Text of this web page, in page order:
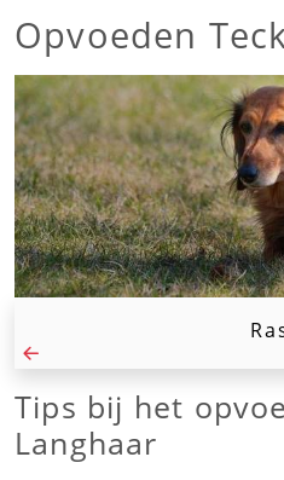
Opvoeden
Tips bij het
Langhaar